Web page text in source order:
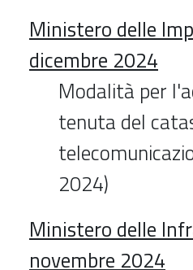
Ministero delle
dicembre 2024
Modalità per
tenuta del
2024)
Ministero delle
novembre 2024